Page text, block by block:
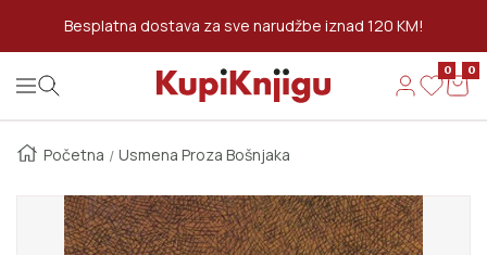
Preskoči Na Sadržaj
Besplatna dostava za sve narudžbe iznad 120 KM!
Navigation Kupi Knjigu 0 0
Početna Usmena Proza Bošnjaka